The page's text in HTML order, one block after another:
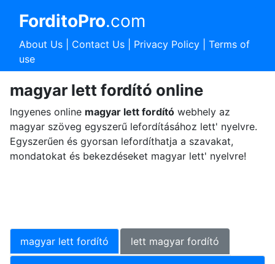
ForditoPro.com
About Us| Contact Us| Privacy Policy| Terms of
use
magyar lett fordító online
Ingyenes online magyar lett fordítówebhely az
magyar szöveg egyszerű lefordításához lett' nyelvre.
Egyszerűen és gyorsan lefordíthatja a szavakat,
mondatokat és bekezdéseket magyar lett' nyelvre!
magyar lett fordító lett magyar fordító